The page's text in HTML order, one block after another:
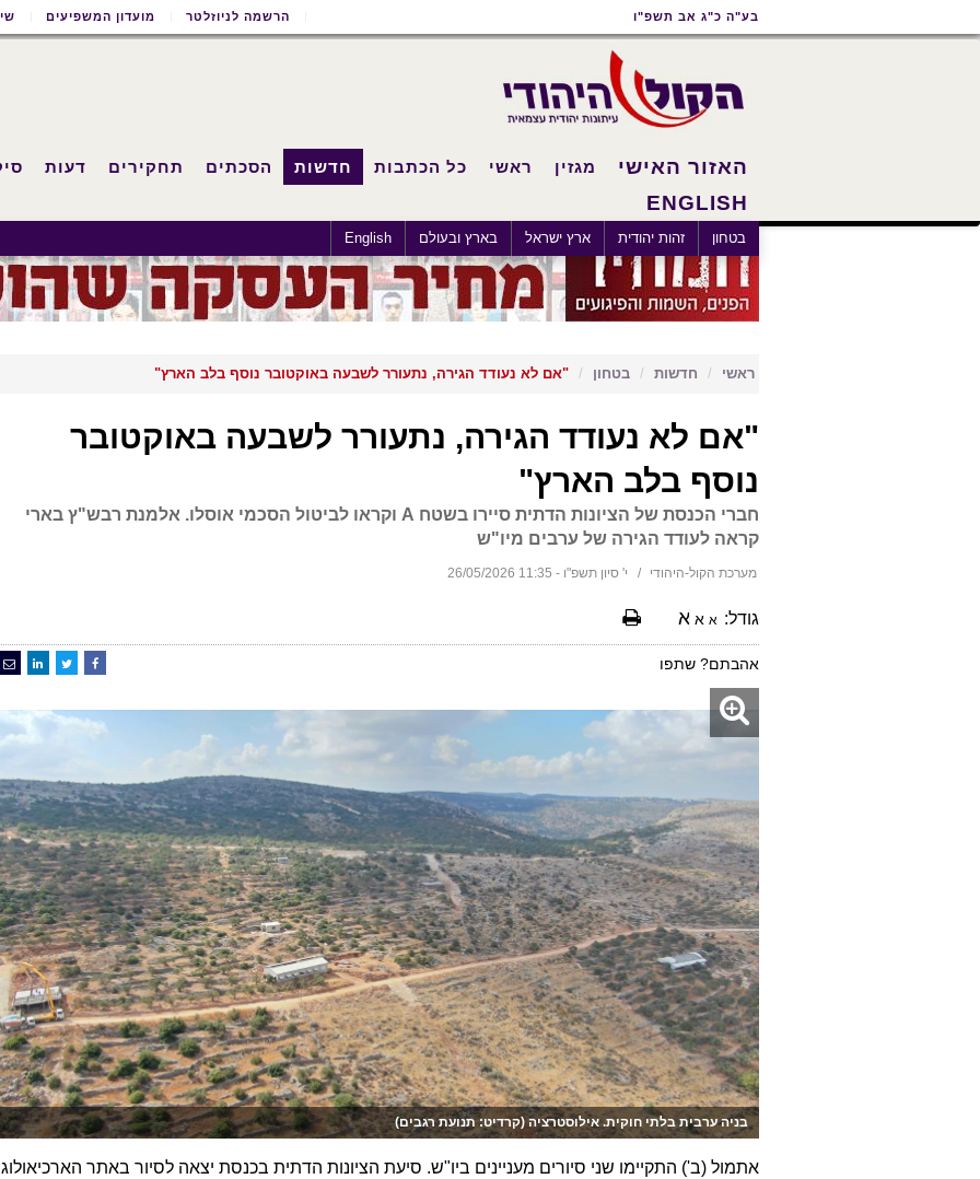
נגישות
ראשי
ראשי
בע"ה כ"ג אב תשפ"ו הרשמה לניוזלטר מועדון המשפיעים
האזור האישי מגזין ראשי כל הכתבות חדשות
בטחון זהות יהודית ארץ ישראל בארץ ובעולם English
הסכתים תחקירים דעות
ENGLISH
ראשי חדשות בטחון "אם לא נעודד הגירה, נתעורר לשבעה באוקטובר נוסף בלב הארץ"
"אם לא נעודד הגירה, נתעורר לשבעה באוקטובר
נוסף בלב הארץ"
חברי הכנסת של הציונות הדתית סיירו בשטח A וקראו לביטול הסכמי אוסלו. אלמנת רבש"ץ בארי
קראה לעודד הגירה של ערבים מיו"ש
מערכת הקול-היהודי י' סיון תשפ"ו - 11:35 26/05/2026
גודל: א א א
אהבתם? שתפו
בניה ערבית בלתי חוקית. אילוסטרציה (קרדיט: תנועת רגבים)
אתמול (ב') התקיימו שני סיורים מעניינים ביו"ש. סיעת הציונות הדתית בכנסת יצאה לסיור באתר